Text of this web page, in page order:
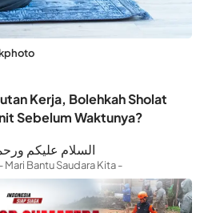
Kerja, Bolehkah Sholat
Sebelum Waktunya?
السلام عليكم
- Mari Bantu Saudara Kita -